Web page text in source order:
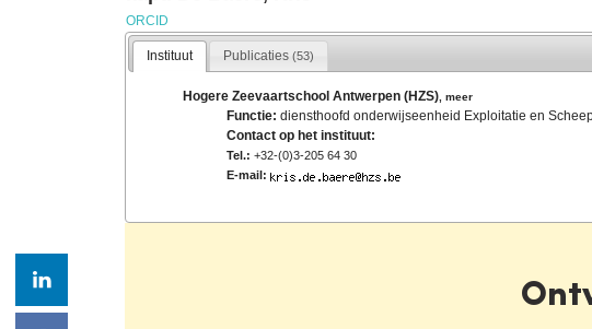
ORCID
Instituut Publicaties(53)
Hogere Zeevaartschool Antwerpen (HZS) ,meer
Functie:diensthoofd onderwijseenheid Exploitatie en
Contact op het instituut:
Tel.: +32-(0)3-205 64 30
E-mail: